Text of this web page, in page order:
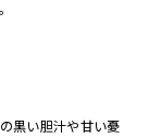
黒い胆汁や甘い憂